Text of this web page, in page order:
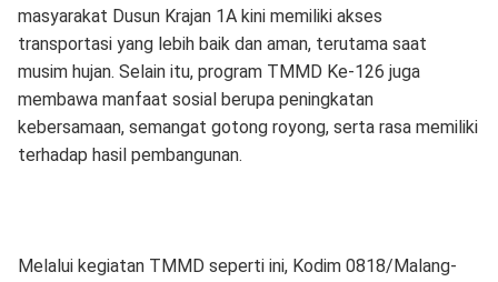
masyarakat Dusun Krajan 1A kini memiliki akses
transportasi yang lebih baik dan aman, terutama saat
musim hujan. Selain itu, program TMMD Ke-126 juga
membawa manfaat sosial berupa peningkatan
kebersamaan, semangat gotong royong, serta rasa memiliki
terhadap hasil pembangunan.
Melalui kegiatan TMMD seperti ini, Kodim 0818/Malang-